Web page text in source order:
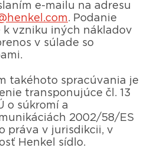
e-mailu na adresu
. Podanie
vzniku iných nákladov
v súlade so
takéhoto spracúvania je
transponujúce čl. 13
o súkromí a
2002/58/ES
práva v jurisdikcii, v
Henkel sídlo.